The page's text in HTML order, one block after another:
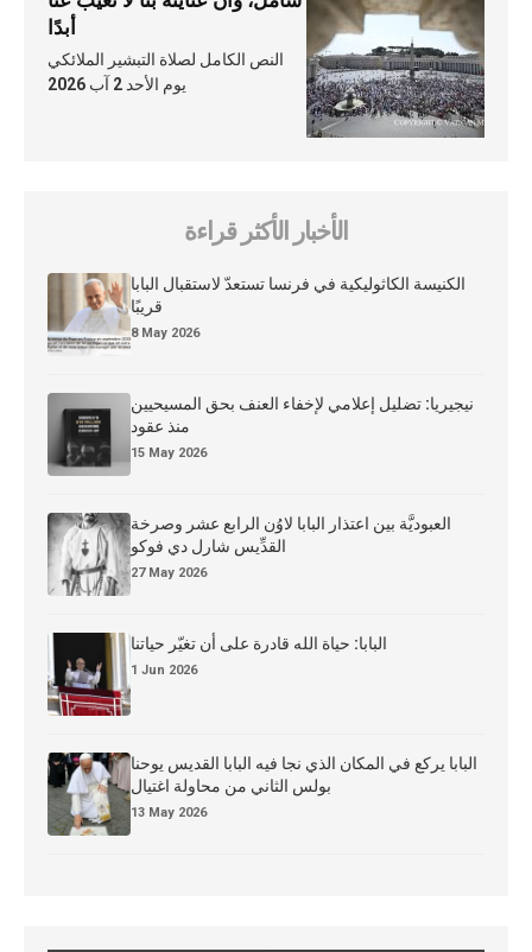
أبدًا
النص الكامل لصلاة التبشير الملائكي
يوم الأحد 2 آب 2026
الأخبار الأكثر قراءة
الكنيسة الكاثوليكية في فرنسا تستعدّ لاستقبال البابا
قريبًا
8 May 2026
نيجيريا: تضليل إعلامي لإخفاء العنف بحق المسيحيين
منذ عقود
15 May 2026
العبوديَّة بين اعتذار البابا لاوُن الرابع عشر وصرخة
القدِّيس شارل دي فوكو
27 May 2026
البابا: حياة الله قادرة على أن تغيّر حياتنا
1 Jun 2026
البابا يركع في المكان الذي نجا فيه البابا القديس يوحنا
بولس الثاني من محاولة اغتيال
13 May 2026